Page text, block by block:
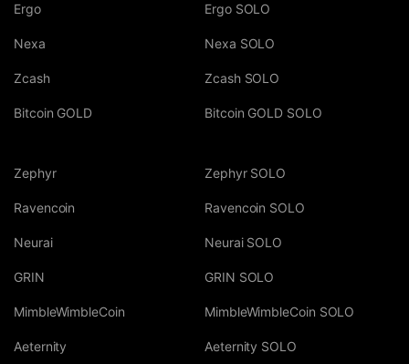
Ergo
Nexa
Zcash
Bitcoin GOLD
Ergo SOLO
Nexa SOLO
Zcash SOLO
Bitcoin GOLD SOLO
Zephyr
Ravencoin
Neurai
GRIN
MimbleWimbleCoin
Aeternity
Zephyr SOLO
Ravencoin SOLO
Neurai SOLO
GRIN SOLO
MimbleWimbleCoin SOLO
Aeternity SOLO